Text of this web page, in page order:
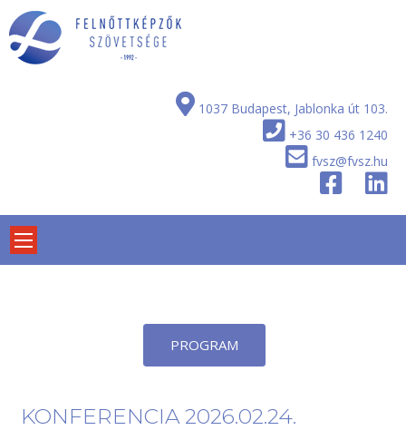
Skip
to
content
1037 Budapest, Jablonka út 103.
+36 30 436 1240
fvsz@fvsz.hu
PROGRAM
KONFERENCIA 2026.02.24.